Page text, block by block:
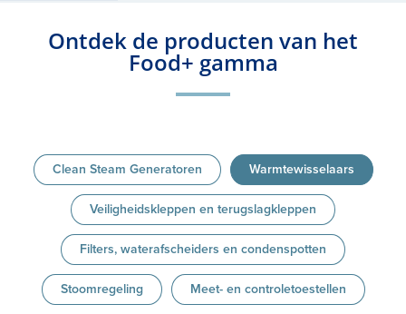
Ontdek de producten van het
Food+ gamma
Clean Steam Generatoren Warmtewisselaars
Veiligheidskleppen en terugslagkleppen
Filters, waterafscheiders en condenspotten
Stoomregeling Meet- en controletoestellen